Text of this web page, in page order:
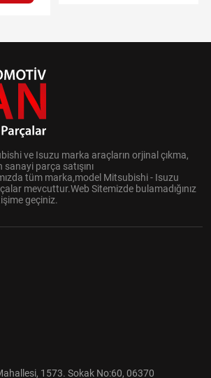
ve Isuzu marka araçların orjinal çıkma,
sanayi parça satışını
tüm marka,model Mitsubishi - Isuzu
mevcuttur.Web Sitemizde bulamadığınız
geçiniz.
1573. Sokak No:60, 06370